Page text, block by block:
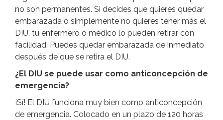
no son permanentes. Si decides que quieres quedar
embarazada o simplemente no quieres tener más el
DIU, tu enfermero o médico lo pueden retirar con
facilidad. Puedes quedar embarazada de inmediato
después de que se retira el DIU.
¿El DIU se puede usar como anticoncepción de
emergencia?
¡Sí! El DIU funciona muy bien como anticoncepción
de emergencia. Colocado en un plazo de 120 horas